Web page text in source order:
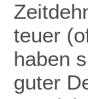
teuer
haben
guter